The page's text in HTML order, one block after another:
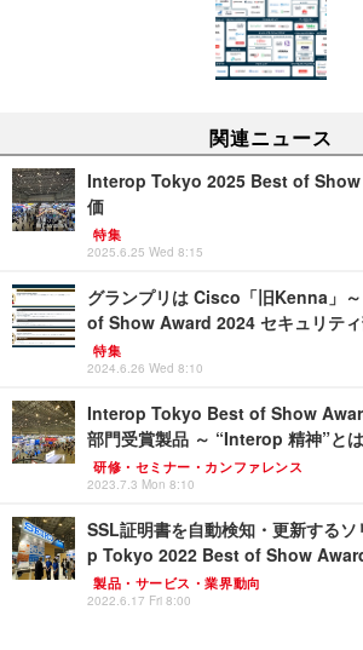
関連ニュース
Interop Tokyo 2025 Best of Show
価
特集
2025.6.25 Wed 8:15
グランプリは Cisco「旧Kenna」
of Show Award 2024 セキュリテ
特集
2024.6.26 Wed 8:10
Interop Tokyo Best of Show
部門受賞製品 ～ “Interop 精神”とは
研修・セミナー・カンファレンス
2023.7.3 Mon 8:10
SSL証明書を自動検知・更新する
p Tokyo 2022 Best of Show
製品・サービス・業界動向
2022.6.17 Fri 8:00